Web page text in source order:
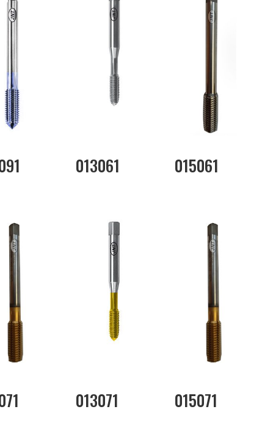
013061 015061
013071 015071